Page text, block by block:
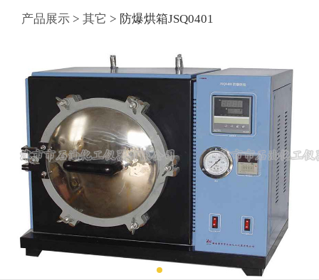
产品展示 > 其它 > 防爆烘箱JSQ0401